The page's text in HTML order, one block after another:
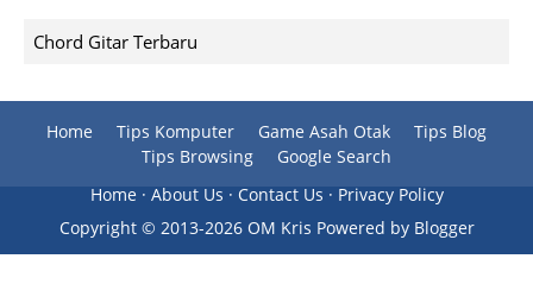
Chord Gitar Terbaru
Home Tips Komputer Game Asah Otak
Tips Blog
Tips Browsing
Google Search
Home· About Us · Contact Us · Privacy Policy
Copyright © 2013-2026 OM Kris Powered by Blogger